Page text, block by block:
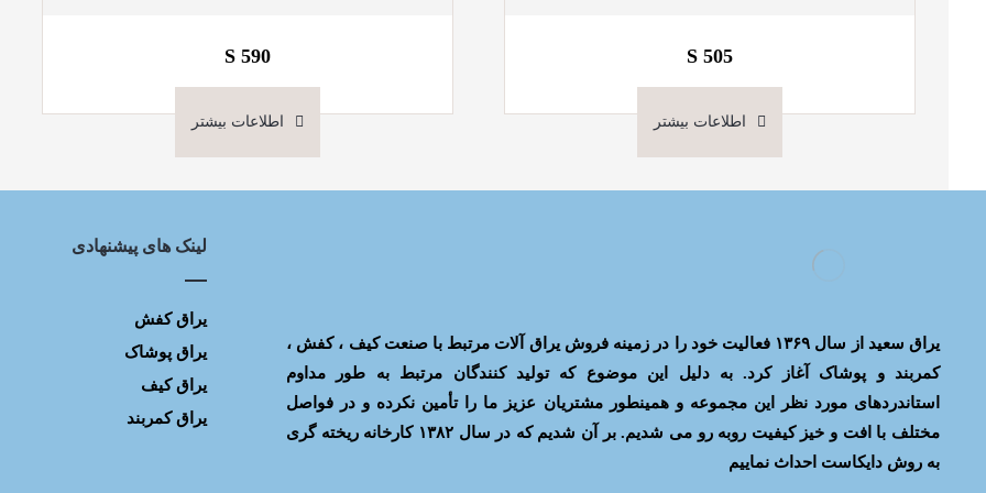
S 505
اطلاعات بیشتر
S 590
اطلاعات بیشتر
یراق سعید از سال ۱۳۶۹ فعالیت خود را در زمینه فروش یراق آلات مرتبط با صنعت کیف ، کفش ،
کمربند و پوشاک آغاز کرد. به دلیل این موضوع که تولید کنندگان مرتبط به طور مداوم
استاندردهای مورد نظر این مجموعه و همینطور مشتریان عزیز ما را تأمین نکرده و در فواصل
مختلف با افت و خیز کیفیت روبه رو می شدیم. بر آن شدیم که در سال ۱۳۸۲ کارخانه ریخته گری
به روش دایکاست احداث نماییم
لینک های پیشنهادی
یراق کفش
یراق پوشاک
یراق کیف
یراق کمربند